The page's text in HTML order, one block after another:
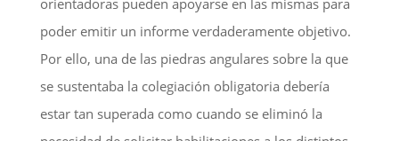
poder emitir un informe verdaderamente objetivo.
Por ello, una de las piedras angulares sobre la que
se sustentaba la colegiación obligatoria debería
estar tan superada como cuando se eliminó la